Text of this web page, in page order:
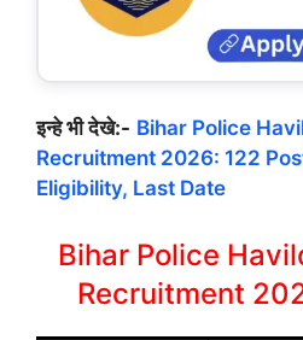
इन्हे भी देखे:- Bihar Police
Recruitment 2026: 122
Eligibility, Last Date
Bihar Police
Recruitment